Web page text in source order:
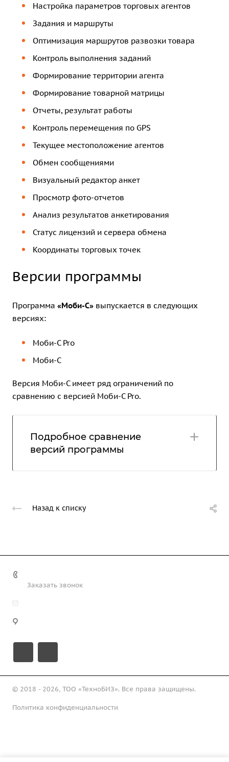
Настройка параметров торговых агентов
Задания и маршруты
Оптимизация маршрутов развозки товара
Контроль выполнения заданий
Формирование территории агента
Формирование товарной матрицы
Отчеты, результат работы
Контроль перемещения по GPS
Текущее местоположение агентов
Обмен сообщениями
Визуальный редактор анкет
Просмотр фото-отчетов
Анализ результатов анкетирования
Статус лицензий и сервера обмена
Координаты торговых точек
Версии программы
Программа «Моби-С» выпускается в следующих
версиях:
Моби-С Pro
Моби-С
Версия Моби-С имеет ряд ограничений по
сравнению с версией Моби-С Pro.
Подробное сравнение
версий программы
Назад к списку
Заказать звонок
© 2018 - 2026, ТОО «ТехноБИЗ». Все права защищены.
Политика конфиденциальности